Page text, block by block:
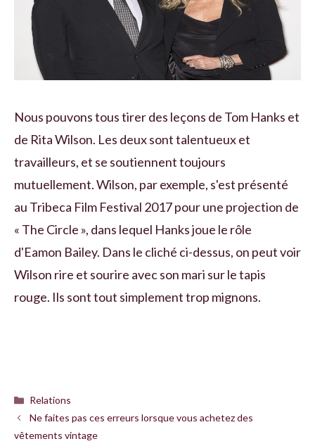
Nous pouvons tous tirer des leçons de Tom Hanks et
de Rita Wilson. Les deux sont talentueux et
travailleurs, et se soutiennent toujours
mutuellement. Wilson, par exemple, s'est présenté
au Tribeca Film Festival 2017 pour une projection de
« The Circle », dans lequel Hanks joue le rôle
d'Eamon Bailey. Dans le cliché ci-dessus, on peut voir
Wilson rire et sourire avec son mari sur le tapis
rouge. Ils sont tout simplement trop mignons.
Catégories
Relations
Ne faites pas ces erreurs lorsque vous achetez des
vêtements vintage